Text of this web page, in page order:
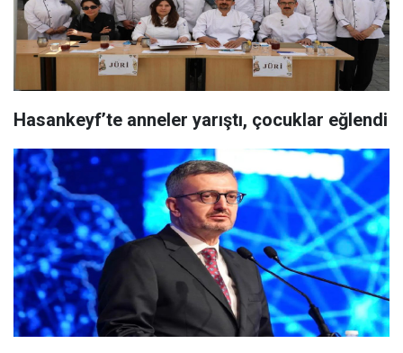
Hasankeyf’te anneler yarıştı, çocuklar eğlendi